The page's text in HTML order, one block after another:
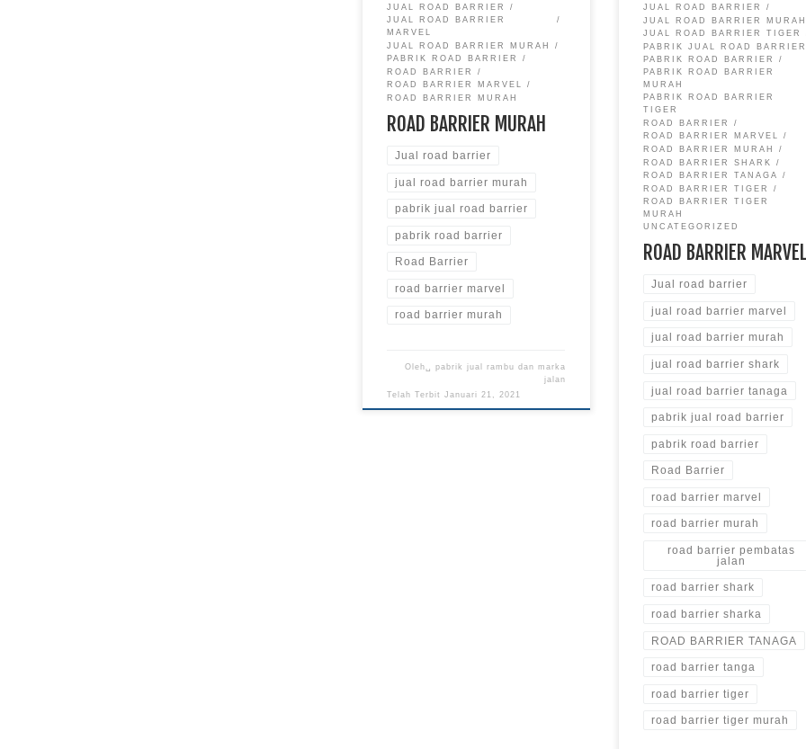
JUAL ROAD BARRIER
JUAL ROAD BARRIER
MARVEL
JUAL ROAD BARRIER MURAH
PABRIK ROAD BARRIER
ROAD BARRIER
ROAD BARRIER MARVEL
ROAD BARRIER MURAH
ROAD BARRIER MURAH
Jual road barrier
jual road barrier murah
pabrik jual road barrier
pabrik road barrier
Road Barrier
road barrier marvel
road barrier murah
Oleh␣ pabrik jual rambu dan marka
jalan
Telah TerbitJanuari 21, 2021
JUAL ROAD BARRIER
JUAL ROAD BARRIER MURAH
JUAL ROAD BARRIER TIGER
PABRIK JUAL ROAD BARRIER
PABRIK ROAD BARRIER
PABRIK ROAD BARRIER
MURAH
PABRIK ROAD BARRIER
TIGER
ROAD BARRIER
ROAD BARRIER MARVEL
ROAD BARRIER MURAH
ROAD BARRIER SHARK
ROAD BARRIER TANAGA
ROAD BARRIER TIGER
ROAD BARRIER TIGER
MURAH
UNCATEGORIZED
ROAD BARRIER MARVEL
Jual road barrier
jual road barrier marvel
jual road barrier murah
jual road barrier shark
jual road barrier tanaga
pabrik jual road barrier
pabrik road barrier
Road Barrier
road barrier marvel
road barrier murah
road barrier pembatas
jalan
road barrier shark
road barrier sharka
ROAD BARRIER TANAGA
road barrier tanga
road barrier tiger
road barrier tiger murah